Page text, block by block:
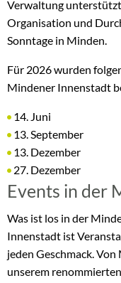
Verwaltung
Organisation und
Sonntage in Minden.
Für 2026 wurden
Mindener Innenstadt
14. Juni
13. September
13. Dezember
27. Dezember
Events in der
Was ist los in der
Innenstadt ist
jeden Geschmack.
unserem